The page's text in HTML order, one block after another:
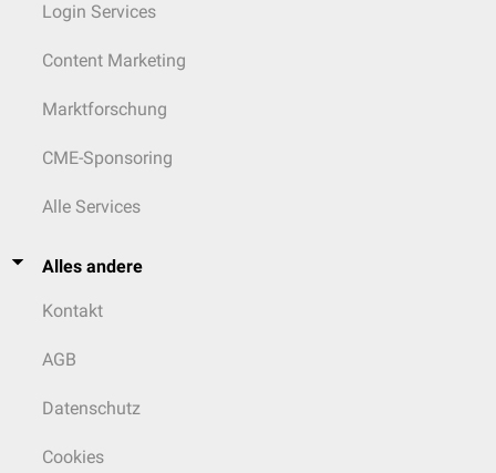
Login Services
Content Marketing
Marktforschung
CME-Sponsoring
Alle Services
Alles andere
Kontakt
AGB
Datenschutz
Cookies